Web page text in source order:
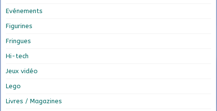
Evénements
Figurines
Fringues
Hi-tech
Jeux vidéo
Lego
Livres / Magazines